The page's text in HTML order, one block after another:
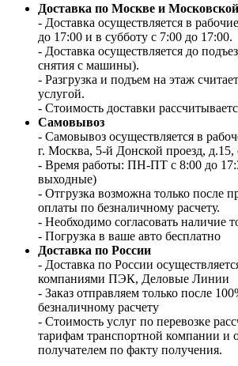
Доставка по Москве и
- Доставка осуществляется в
до 17:00 и в субботу с 7:00 до 17:00.
- Доставка осуществляется до
снятия с машины).
- Разгрузка и подъем на этаж
услугой.
- Стоимость доставки
Самовывоз
- Самовывоз осуществляется в
г. Москва, 5-й Донской проезд, д.15,
- Время работы: ПН-ПТ с 8:00 до
выходные)
- Отгрузка возможна только после
оплаты по безналичному расчету.
- Необходимо согласовать наличие
- Погрузка в ваше авто бесплатно
Доставка по России
- Доставка по России
компаниями ПЭК, Деловые Линии
- Заказ отправляем только после
безналичному расчету
- Стоимость услуг по перевозке
тарифам транспортной компании и
получателем по факту получения.